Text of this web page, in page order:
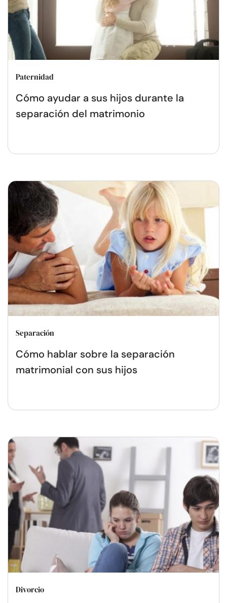
Paternidad
Cómo ayudar a sus hijos durante la
separación del matrimonio
Separación
Cómo hablar sobre la separación
matrimonial con sus hijos
Divorcio